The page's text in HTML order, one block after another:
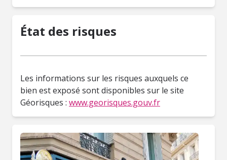
État des risques
Les informations sur les risques auxquels ce
bien est exposé sont disponibles sur le site
Géorisques : www.georisques.gouv.fr